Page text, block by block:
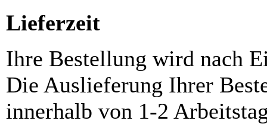
Lieferzeit
Ihre Bestellung wird nach
Die Auslieferung Ihrer
innerhalb von 1-2